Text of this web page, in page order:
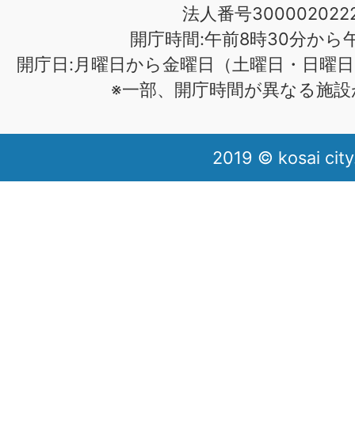
法人番号
開庁時間:午前8時30分から
開庁日:月曜日から金曜日（土曜日・日曜
※一部、開庁時間が異なる施
2019 © kosai